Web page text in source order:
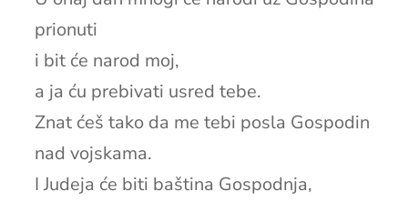
prionuti
i bit će narod moj,
a ja ću prebivati usred tebe.
Znat ćeš tako da me tebi posla Gospodin
nad vojskama.
I Judeja će biti baština Gospodnja,